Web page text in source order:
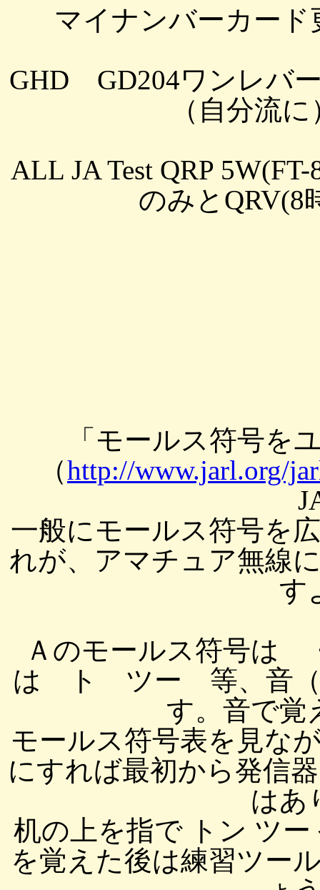
マイナンバーカー
GHD GD204ワンレバ
（自分流
ALL JA Test QRP
のみとQRV(8
「モールス符号を
（http://www.jarl.org/
一般にモールス符号を
れが、アマチュア無線
す
Ａのモールス符号は
は ト ツー 等、音
す。音で覚
モールス符号表を見な
にすれば最初から発信
はあ
机の上を指で トン ツ
を覚えた後は練習ツー